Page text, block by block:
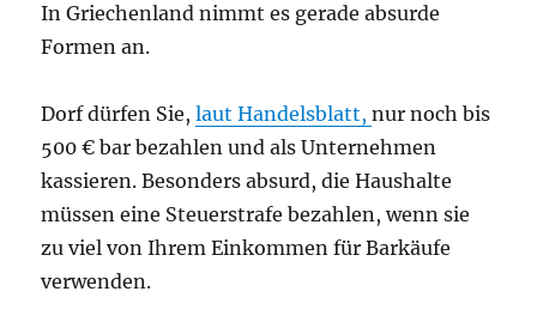
In Griechenland nimmt es gerade absurde
Formen an.
Dorf dürfen Sie,laut Handelsblatt,nur noch bis
500 € bar bezahlen und als Unternehmen
kassieren. Besonders absurd, die Haushalte
müssen eine Steuerstrafe bezahlen, wenn sie
zu viel von Ihrem Einkommen für Barkäufe
verwenden.